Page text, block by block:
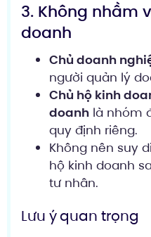
3. Không nhầm
doanh
Chủ doanh
người quản lý
Chủ hộ kinh
doanh là nhóm
quy định riêng.
Không nên suy
hộ kinh doanh
tư nhân.
Lưu ý quan trọng